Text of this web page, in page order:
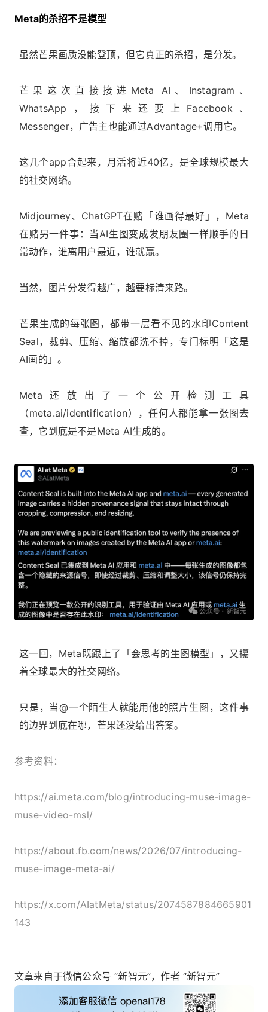
Meta的杀招不是模型
虽然芒果画质没能登顶，但它真正的杀招，是分发。
芒果这次直接接进Meta AI、Instagram、
WhatsApp，接下来还要上Facebook、
Messenger，广告主也能通过Advantage+调用它。
这几个app合起来，月活将近40亿，是全球规模最大
的社交网络。
Midjourney、ChatGPT在赌「谁画得最好」，Meta
在赌另一件事：当AI生图变成发朋友圈一样顺手的日
常动作，谁离用户最近，谁就赢。
当然，图片分发得越广，越要标清来路。
芒果生成的每张图，都带一层看不见的水印Content
Seal，裁剪、压缩、缩放都洗不掉，专门标明「这是
AI画的」。
Meta还放出了一个公开检测工具
（meta.ai/identification），任何人都能拿一张图去
查，它到底是不是Meta AI生成的。
这一回，Meta既跟上了「会思考的生图模型」，又攥
着全球最大的社交网络。
只是，当@一个陌生人就能用他的照片生图，这件事
的边界到底在哪，芒果还没给出答案。
参考资料：
https://ai.meta.com/blog/introducing-muse-image-
muse-video-msl/
https://about.fb.com/news/2026/07/introducing-
muse-image-meta-ai/
https://x.com/AIatMeta/status/2074587884665901
143
文章来自于微信公众号 “新智元”，作者 “新智元”